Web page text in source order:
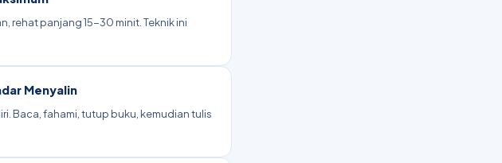
rehat panjang 15-30 minit. Teknik ini
Menyalin
Baca, fahami, tutup buku, kemudian tulis